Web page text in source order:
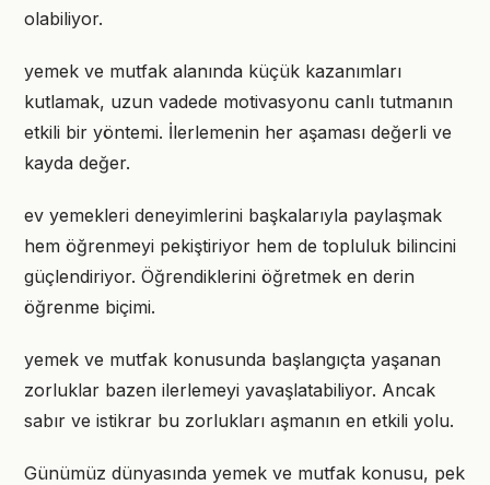
olabiliyor.
yemek ve mutfak alanında küçük kazanımları
kutlamak, uzun vadede motivasyonu canlı tutmanın
etkili bir yöntemi. İlerlemenin her aşaması değerli ve
kayda değer.
ev yemekleri deneyimlerini başkalarıyla paylaşmak
hem öğrenmeyi pekiştiriyor hem de topluluk bilincini
güçlendiriyor. Öğrendiklerini öğretmek en derin
öğrenme biçimi.
yemek ve mutfak konusunda başlangıçta yaşanan
zorluklar bazen ilerlemeyi yavaşlatabiliyor. Ancak
sabır ve istikrar bu zorlukları aşmanın en etkili yolu.
Günümüz dünyasında yemek ve mutfak konusu, pek